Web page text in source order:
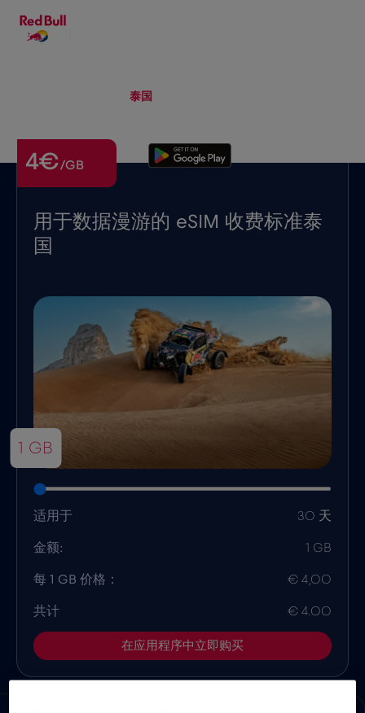
泰国
用于数据漫游的 eSIM 收费标准泰
国
4€/GB
1 GB
适用于 30 天
金额: 1 GB
每 1 GB 价格： € 4,00
共计 € 4.00
在应用程序中立即购买